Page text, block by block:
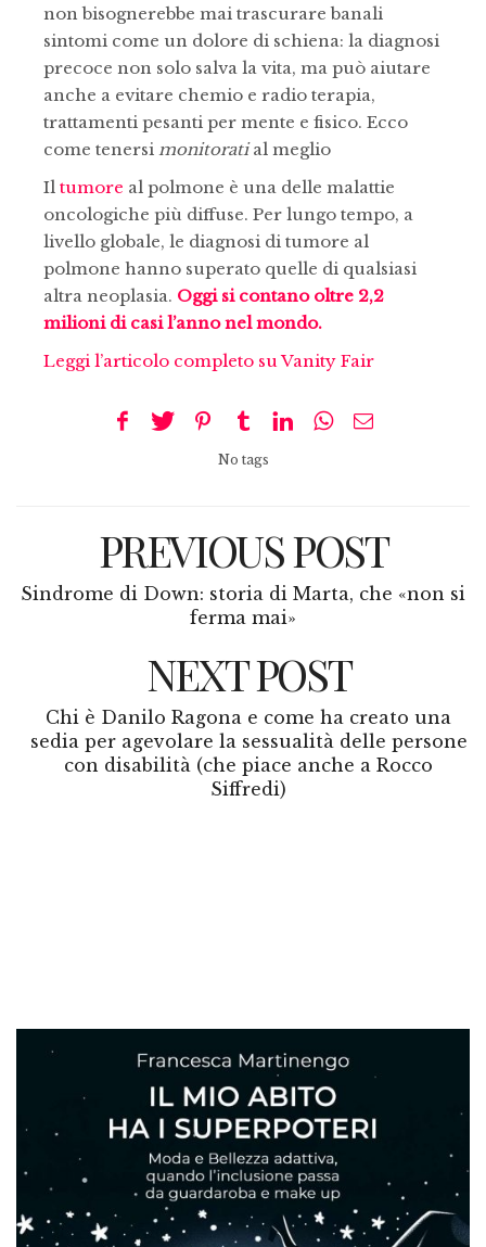
non bisognerebbe mai trascurare banali
sintomi come un dolore di schiena: la diagnosi
precoce non solo salva la vita, ma può aiutare
anche a evitare chemio e radio terapia,
trattamenti pesanti per mente e fisico. Ecco
come tenersi monitoratial meglio
Il tumore al polmone è una delle malattie
oncologiche più diffuse. Per lungo tempo, a
livello globale, le diagnosi di tumore al
polmone hanno superato quelle di qualsiasi
altra neoplasia. Oggi si contano oltre 2,2
milioni di casi l’anno nel mondo.
Leggi l’articolo completo su Vanity Fair
No tags
PREVIOUS POST
Sindrome di Down: storia di Marta, che «non si
ferma mai»
NEXT POST
Chi è Danilo Ragona e come ha creato una
sedia per agevolare la sessualità delle persone
con disabilità (che piace anche a Rocco
Siffredi)